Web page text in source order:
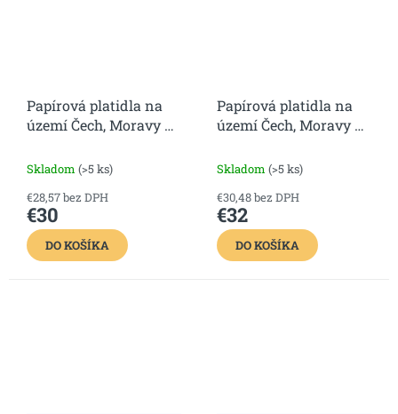
Papírová platidla na
území Čech, Moravy a
-mäkká väzba
Skladom (>5 ks)
€28,57 bez DPH
€30
DO KOŠÍKA
Papírová platidla na
území Čech, Moravy a
-tvrdá väzba
Skladom (>5 ks)
€30,48 bez DPH
€32
DO KOŠÍKA